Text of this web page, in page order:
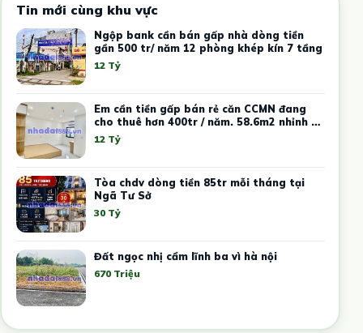
Tin mới cùng khu vực
Ngộp bank cần bán gấp nhà dòng tiền
gần 500 tr/ năm 12 phòng khép kín 7 tầng
12 Tỷ
Em cần tiền gấp bán rẻ căn CCMN đang
cho thuê hơn 400tr / năm. 58.6m2 nhỉnh 12
tỷ
12 Tỷ
Tòa chdv dòng tiền 85tr mỗi tháng tại
Ngã Tư Sở
30 Tỷ
Đất ngọc nhị cẩm lĩnh ba vì hà nội
670 Triệu